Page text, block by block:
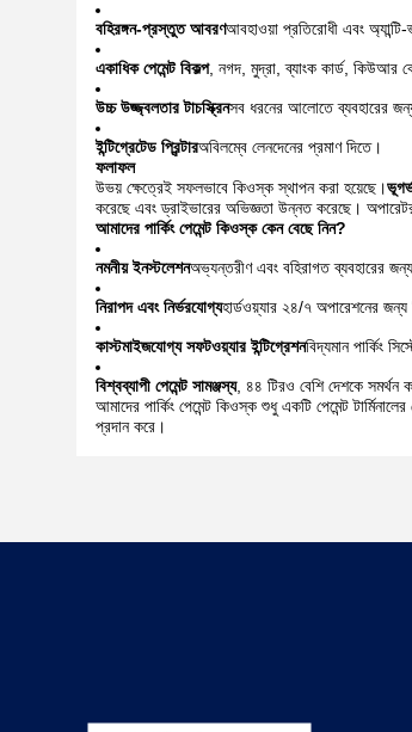
বহিরঙ্গন-প্রস্তুত আবরণআবহাওয়া প্রতিরোধী এবং অ্যান্টি-
একাধিক পেমেন্ট বিকল্প, নগদ, মুদ্রা, ব্যাংক কার্ড, কিউআর
উচ্চ উজ্জ্বলতার টাচস্ক্রিনসব ধরনের আলোতে ব্যবহারের
ইন্টিগ্রেটেড প্রিন্টারঅবিলম্বে লেনদেনের প্রমাণ দিতে।
ফলাফল
উভয় ক্ষেত্রেই সফলভাবে কিওস্ক স্থাপন করা হয়েছে।
করেছে এবং ড্রাইভারের অভিজ্ঞতা উন্নত করেছে।
আমাদের পার্কিং পেমেন্ট কিওস্ক কেন বেছে নিন?
নমনীয় ইনস্টলেশনঅভ্যন্তরীণ এবং বহিরাগত ব্যবহারের
নিরাপদ এবং নির্ভরযোগ্যহার্ডওয়্যার ২৪/৭ অপারেশনের
কাস্টমাইজযোগ্য সফটওয়্যার ইন্টিগ্রেশনবিদ্যমান পার্কিং
বিশ্বব্যাপী পেমেন্ট সামঞ্জস্য, ৪৪ টিরও বেশি দেশকে সমর্থন
আমাদের পার্কিং পেমেন্ট কিওস্ক শুধু একটি পেমেন্ট
প্রদান করে।